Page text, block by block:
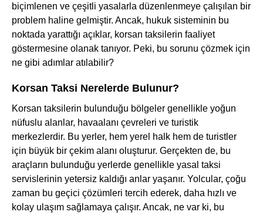
biçimlenen ve çeşitli yasalarla düzenlenmeye çalışılan bir
problem haline gelmiştir. Ancak, hukuk sisteminin bu
noktada yarattığı açıklar, korsan taksilerin faaliyet
göstermesine olanak tanıyor. Peki, bu sorunu çözmek için
ne gibi adımlar atılabilir?
Korsan Taksi Nerelerde Bulunur?
Korsan taksilerin bulunduğu bölgeler genellikle yoğun
nüfuslu alanlar, havaalanı çevreleri ve turistik
merkezlerdir. Bu yerler, hem yerel halk hem de turistler
için büyük bir çekim alanı oluşturur. Gerçekten de, bu
araçların bulunduğu yerlerde genellikle yasal taksi
servislerinin yetersiz kaldığı anlar yaşanır. Yolcular, çoğu
zaman bu geçici çözümleri tercih ederek, daha hızlı ve
kolay ulaşım sağlamaya çalışır. Ancak, ne var ki, bu